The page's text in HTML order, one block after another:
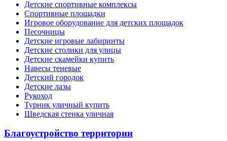
Детские спортивные комплексы
Cпортивные площадки
Игровое оборудование для детских площадок
Песочницы
Детские игровые лабиринты
Детские столики для улицы
Детские скамейки купить
Навесы теневые
Детский городок
Детские лазы
Рукоход
Турник уличный купить
Шведская стенка уличная
Благоустройство территории